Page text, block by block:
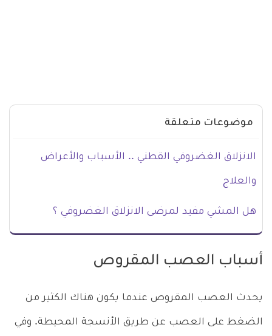
موضوعات متعلقة
الانزلاق الغضروفي القطني .. الأسباب والأعراض
والعلاج
هل المشي مفيد لمرضى الانزلاق الغضروفي ؟
أسباب العصب المقروص
يحدث العصب المقروص عندما يكون هناك الكثير من
الضغط على العصب عن طريق الأنسجة المحيطة. وفي